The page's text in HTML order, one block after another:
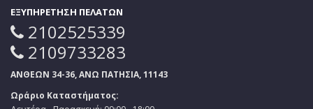
ΕΞΥΠΗΡΕΤΗΣΗ ΠΕΛΑΤΩΝ
2102525339
2109733283
ΑΝΘΕΩΝ 34-36, ΑΝΩ ΠΑΤΗΣΙΑ, 11143
Ωράριο Καταστήματος: